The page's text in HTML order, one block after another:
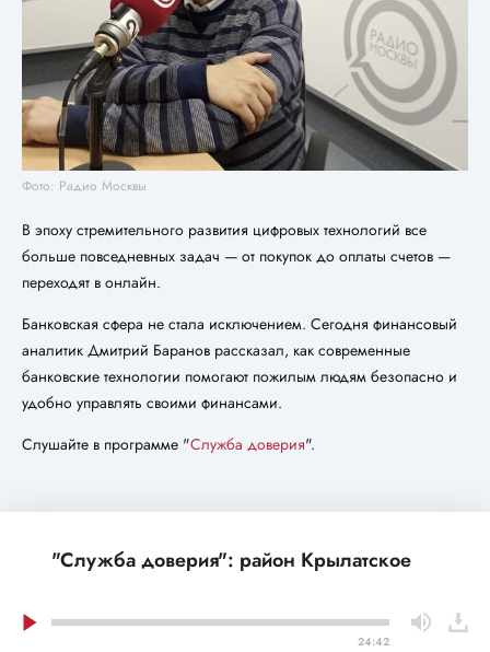
Фото: Радио Москвы
В эпоху стремительного развития цифровых технологий все
больше повседневных задач — от покупок до оплаты счетов —
переходят в онлайн.
Банковская сфера не стала исключением. Сегодня финансовый
аналитик Дмитрий Баранов рассказал, как современные
банковские технологии помогают пожилым людям безопасно и
удобно управлять своими финансами.
Слушайте в программе "Служба доверия".
"Служба доверия": район Крылатское
24:42